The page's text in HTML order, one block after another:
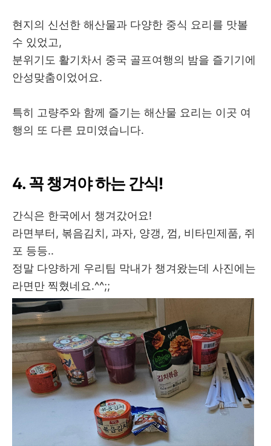
현지의 신선한 해산물과 다양한 중식 요리를 맛볼
수 있었고,
분위기도 활기차서 중국 골프여행의 밤을 즐기기에
안성맞춤이었어요.
특히 고량주와 함께 즐기는 해산물 요리는 이곳 여
행의 또 다른 묘미였습니다.
4. 꼭 챙겨야 하는 간식!
간식은 한국에서 챙겨갔어요!
라면부터, 볶음김치, 과자, 양갱, 껌, 비타민제품, 쥐
포 등등..
정말 다양하게 우리팀 막내가 챙겨왔는데 사진에는
라면만 찍혔네요.^^;;